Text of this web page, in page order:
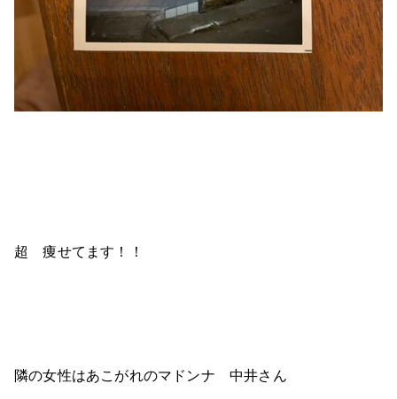
超 痩せてます！！
隣の女性はあこがれのマドンナ 中井さん